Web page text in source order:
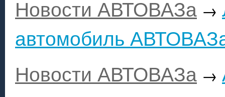
Новости АВТОВАЗа →
автомобиль
Новости АВТОВАЗа →